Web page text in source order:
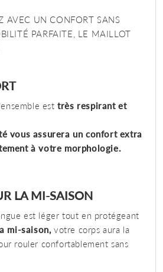
AVEC UN CONFORT SANS
PARFAITE, LE MAILLOT
est très respirant et
vous assurera un confort extra
à votre morphologie.
LA MI-SAISON
est léger tout en protégeant
mi-saison, votre corps aura la
rouler confortablement sans